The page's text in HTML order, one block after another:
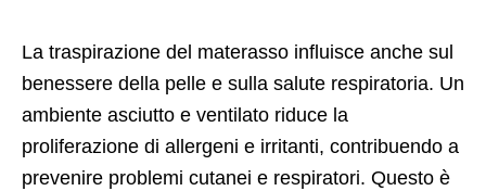
La traspirazione del materasso influisce anche sul
benessere della pelle e sulla salute respiratoria. Un
ambiente asciutto e ventilato riduce la
proliferazione di allergeni e irritanti, contribuendo a
prevenire problemi cutanei e respiratori. Questo è